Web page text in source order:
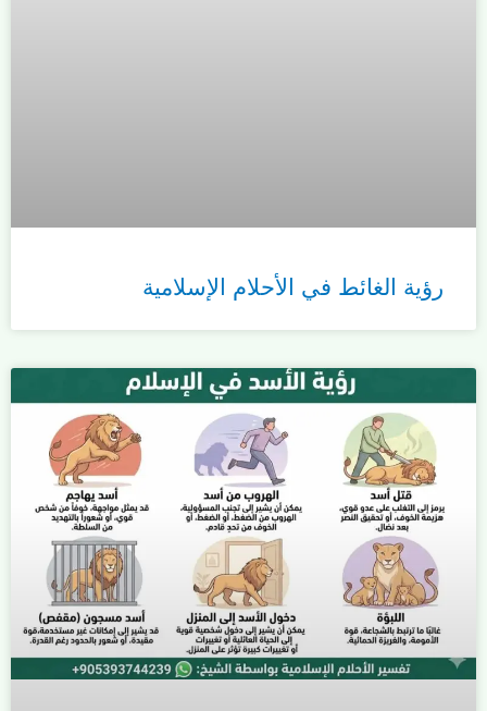
رؤية الغائط في الأحلام الإسلامية